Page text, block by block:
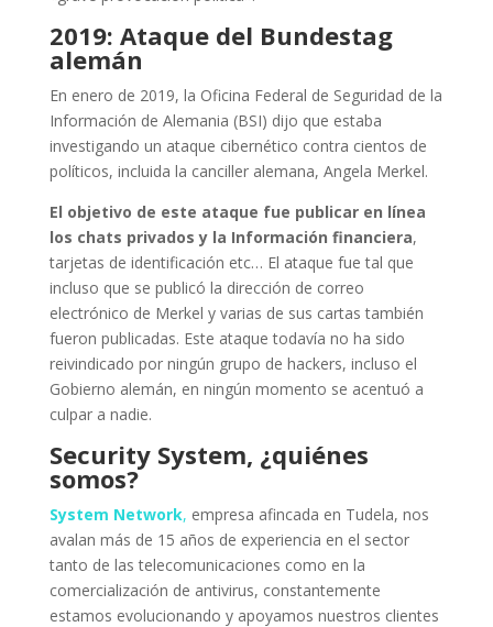
2019: Ataque del Bundestag
alemán
En enero de 2019, la Oficina Federal de Seguridad de la
Información de Alemania (BSI) dijo que estaba
investigando un ataque cibernético contra cientos de
políticos, incluida la canciller alemana, Angela Merkel.
El objetivo de este ataque fue publicar en línea
los chats privados y la Información financiera,
tarjetas de identificación etc… El ataque fue tal que
incluso que se publicó la dirección de correo
electrónico de Merkel y varias de sus cartas también
fueron publicadas. Este ataque todavía no ha sido
reivindicado por ningún grupo de hackers, incluso el
Gobierno alemán, en ningún momento se acentuó a
culpar a nadie.
Security System, ¿quiénes
somos?
System Network, empresa afincada en Tudela, nos
avalan más de 15 años de experiencia en el sector
tanto de las telecomunicaciones como en la
comercialización de antivirus, constantemente
estamos evolucionando y apoyamos nuestros clientes